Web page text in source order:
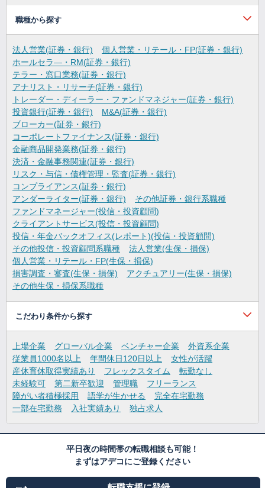
職種から探す
法人営業(証券・銀行)
個人営業・リテール・FP(証券・銀行)
ホールセラ―・RM(証券・銀行)
テラー・窓口業務(証券・銀行)
アナリスト・リサーチ(証券・銀行)
トレーダー・ディーラー・ファンドマネジャー(証券・銀行)
投資銀行(証券・銀行)
M&A(証券・銀行)
ブローカー(証券・銀行)
コーポレートファイナンス(証券・銀行)
金融商品開発業務(証券・銀行)
決済・金融事務関連(証券・銀行)
リスク・与信・債権管理・監査(証券・銀行)
コンプライアンス(証券・銀行)
アンダーライター(証券・銀行)
その他証券・銀行系職種
ファンドマネージャー(投信・投資顧問)
クライアントサービス(投信・投資顧問)
投信・年金バックオフィス(レポート)(投信・投資顧問)
その他投信・投資顧問系職種
法人営業(生保・損保)
個人営業・リテール・FP(生保・損保)
損害調査・審査(生保・損保)
アクチュアリー(生保・損保)
その他生保・損保系職種
こだわり条件から探す
上場企業 グローバル企業 ベンチャー企業
外資系企業
従業員1000名以上
年間休日120日以上
女性が活躍
産休育休取得実績あり
フレックスタイム
転勤なし
未経験可
第二新卒歓迎 管理職
フリーランス
障がい者積極採用
語学が生かせる
完全在宅勤務
一部在宅勤務
入社実績あり 独占求人
平日夜の時間帯の転職相談も可能！
まずはアデコにご登録ください